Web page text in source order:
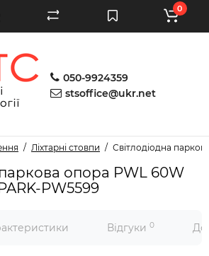
050-9924359
stsoffice@ukr.net
0
Ліхтарні стовпи Світлодіодна
паркова опора PWL 60W
PW5599
Відгуки 0